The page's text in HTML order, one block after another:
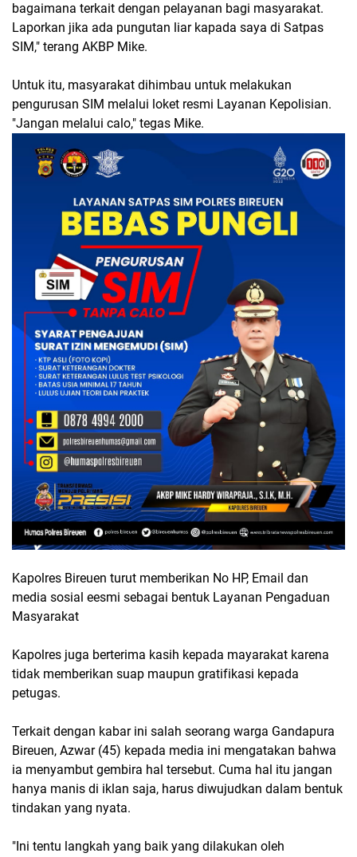
bagaimana terkait dengan pelayanan bagi masyarakat.
Laporkan jika ada pungutan liar kapada saya di Satpas
SIM," terang AKBP Mike.
Untuk itu, masyarakat dihimbau untuk melakukan
pengurusan SIM melalui loket resmi Layanan Kepolisian.
"Jangan melalui calo," tegas Mike.
Kapolres Bireuen turut memberikan No HP, Email dan
media sosial eesmi sebagai bentuk Layanan Pengaduan
Masyarakat
Kapolres juga berterima kasih kepada mayarakat karena
tidak memberikan suap maupun gratifikasi kepada
petugas.
Terkait dengan kabar ini salah seorang warga Gandapura
Bireuen, Azwar (45) kepada media ini mengatakan bahwa
ia menyambut gembira hal tersebut. Cuma hal itu jangan
hanya manis di iklan saja, harus diwujudkan dalam bentuk
tindakan yang nyata.
"Ini tentu langkah yang baik yang dilakukan oleh